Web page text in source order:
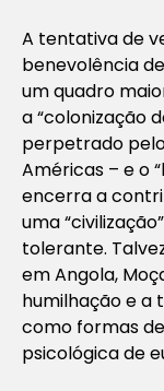
A tentativa de
benevolência
um quadro
a “colonização
perpetrado
Américas – e o
encerra a
uma
tolerante.
em Angola,
humilhação e
como formas
psicológica de